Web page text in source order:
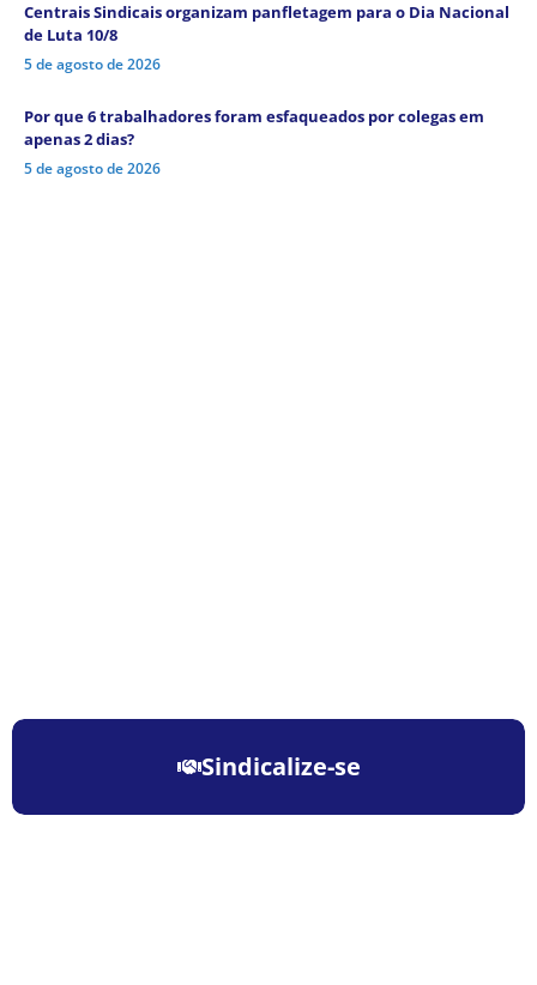
Centrais Sindicais organizam panfletagem para o Dia Nacional
de Luta 10/8
5 de agosto de 2026
Por que 6 trabalhadores foram esfaqueados por colegas em
apenas 2 dias?
5 de agosto de 2026
Sindicalize-se